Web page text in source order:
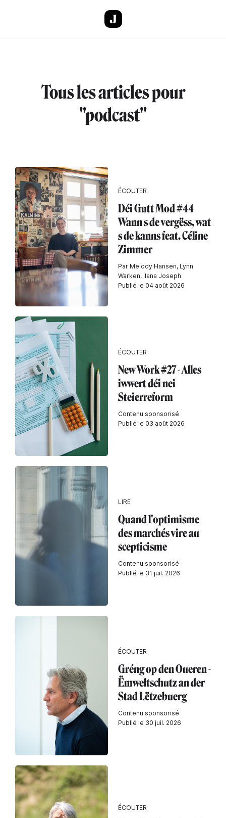
Tous les articles pour
"podcast"
ÉCOUTER
Déi Gutt Mod #44
Wann s de vergëss, wat
s de kanns feat. Céline
Zimmer
Par Melody Hansen, Lynn
Warken, Ilana Joseph
Publié le 04 août 2026
ÉCOUTER
New Work #27 - Alles
iwwert déi nei
Steierreform
Contenu sponsorisé
Publié le 03 août 2026
LIRE
Quand l'optimisme
des marchés vire au
scepticisme
Contenu sponsorisé
Publié le 31 juil. 2026
ÉCOUTER
Gréng op den Oueren -
Ëmweltschutz an der
Stad Lëtzebuerg
Contenu sponsorisé
Publié le 30 juil. 2026
ÉCOUTER